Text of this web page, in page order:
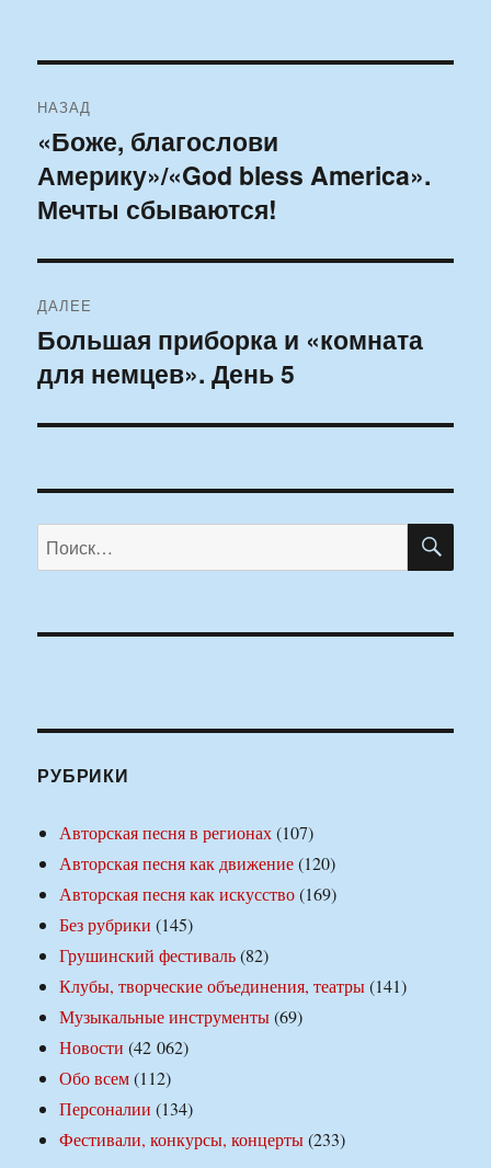
по
записям
НАЗАД
Предыдущая
запись:
«Боже, благослови
Америку»/«God bless America».
Мечты сбываются!
ДАЛЕЕ
Следующая
запись:
Большая приборка и «комната
для немцев». День 5
Искать:
РУБРИКИ
Авторская песня в регионах(107)
Авторская песня как движение(120)
Авторская песня как искусство(169)
Без рубрики (145)
Грушинский фестиваль(82)
Клубы, творческие объединения, театры(141)
Музыкальные инструменты(69)
Новости (42 062)
Обо всем(112)
Персоналии (134)
Фестивали, конкурсы, концерты(233)